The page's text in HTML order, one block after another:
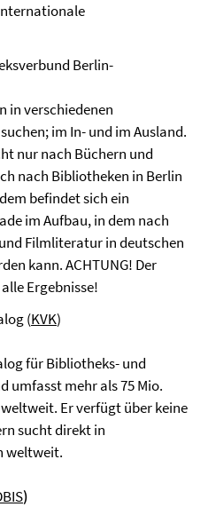
Berlin-
in verschiedenen
im In- und im Ausland.
nur nach Büchern und
nach Bibliotheken in Berlin
befindet sich ein
im Aufbau, in dem nach
Filmliteratur in deutschen
kann. ACHTUNG! Der
Ergebnisse!
(KVK)
für Bibliotheks- und
umfasst mehr als 75 Mio.
Er verfügt über keine
sucht direkt in
weltweit.
)